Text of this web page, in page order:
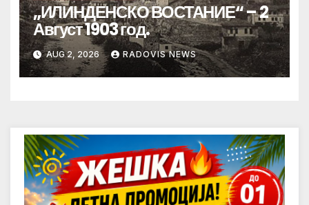
„ИЛИНДЕНСКО ВОСТАНИЕ“ – 2
Август 1903 год.
AUG 2, 2026 RADOVIS NEWS